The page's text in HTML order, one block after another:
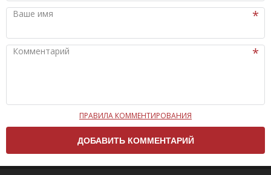
Ваше имя
Комментарий
Чтобы ваш комментарий был опубликован на сайте,
вам нужно придерживаться следующих правил:
Комментарий не может быть слишком
ПРАВИЛА КОММЕНТИРОВАНИЯ